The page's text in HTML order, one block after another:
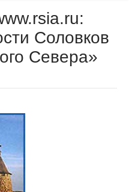
Соловков
Севера»